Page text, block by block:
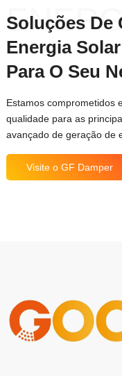
Soluções De
Energia
Para O Seu
Estamos comprometidos
qualidade para as
avançado de geração de
Visite o GF Damper